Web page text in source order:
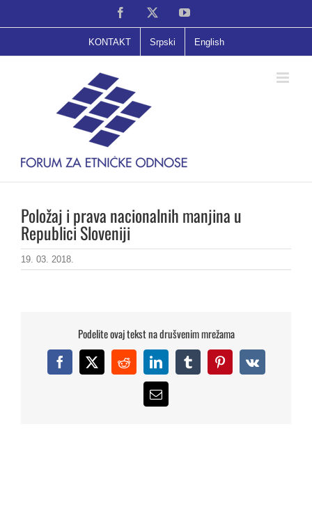
Facebook YouTube
KONTAKT Srpski English
Položaj i prava nacionalnih manjina u
Republici Sloveniji
19. 03. 2018.
Podelite ovaj tekst na drušvenim mrežama
Facebook
X RedditLinkedInTumblrPinterest
Vk
Email